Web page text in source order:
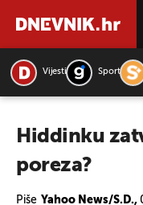
Vijesti Sport
Hiddinku
poreza?
Piše Yahoo News/S.D.,
PRETRAŽITE VIJESTI